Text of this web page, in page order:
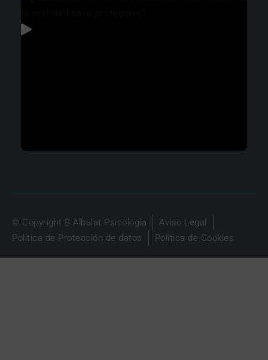
© Copyright B Albalat Psicología
Aviso Legal
Política de Protección de datos
Política de Cookies